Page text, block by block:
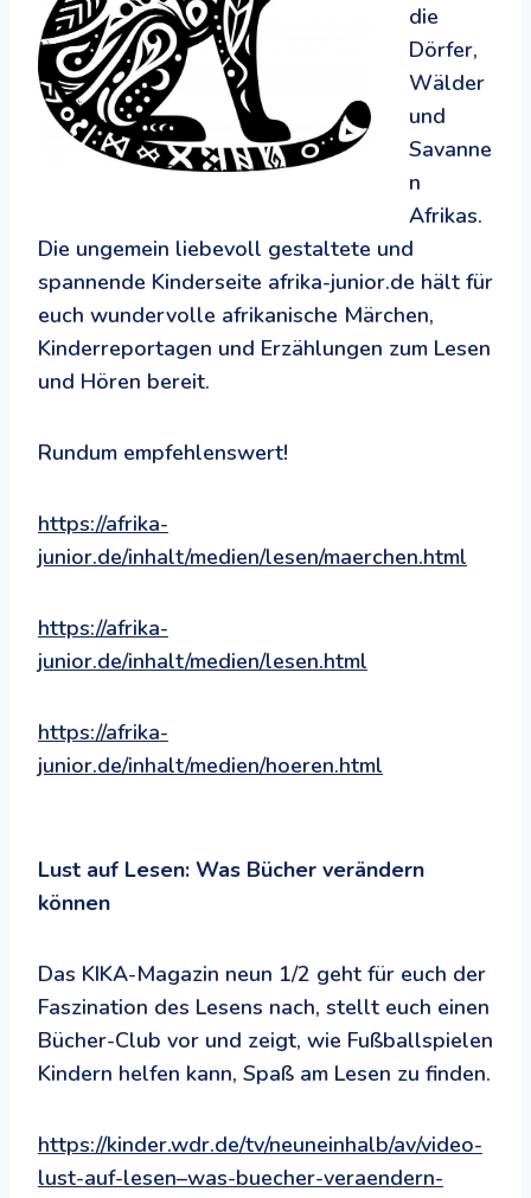
die
Dörfer,
Wälder
und
Savanne
n
Afrikas.
Die ungemein liebevoll gestaltete und
spannende Kinderseite afrika-junior.de hält für
euch wundervolle afrikanische Märchen,
Kinderreportagen und Erzählungen zum Lesen
und Hören bereit.
Rundum empfehlenswert!
https://afrika-
junior.de/inhalt/medien/lesen/maerchen.html
https://afrika-
junior.de/inhalt/medien/lesen.html
https://afrika-
junior.de/inhalt/medien/hoeren.html
Lust auf Lesen: Was Bücher verändern
können
Das KIKA-Magazin neun 1/2 geht für euch der
Faszination des Lesens nach, stellt euch einen
Bücher-Club vor und zeigt, wie Fußballspielen
Kindern helfen kann, Spaß am Lesen zu finden.
https://kinder.wdr.de/tv/neuneinhalb/av/video-
lust-auf-lesen–was-buecher-veraendern-